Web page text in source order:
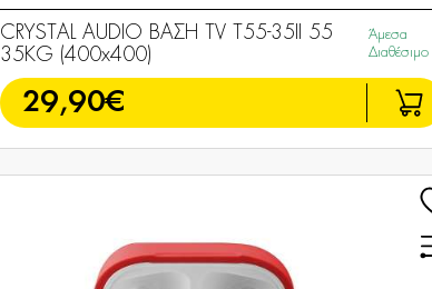
CRYSTAL AUDIO ΒΑΣΗ TV T55-35II 55
35KG (400x400)
Άμεσα
Διαθέσιμο
29,90€